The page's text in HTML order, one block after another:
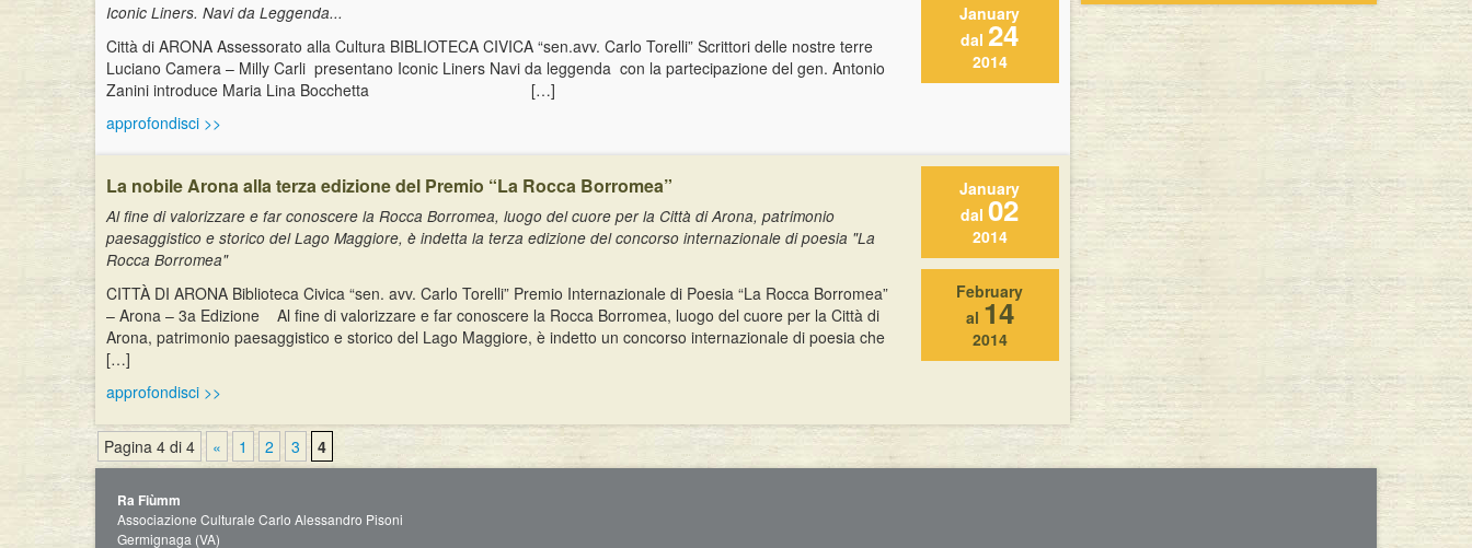
Iconic Liners. Navi da Leggenda...
Città di ARONA Assessorato alla Cultura BIBLIOTECA CIVICA “sen.avv. Carlo Torelli” Scrittori delle nostre terre
Luciano Camera – Milly Carli presentano Iconic Liners Navi da leggenda con la partecipazione del gen. Antonio
Zanini introduce Maria Lina Bocchetta […]
approfondisci >>
January
dal 24
2014
La nobile Arona alla terza edizione del Premio “La Rocca Borromea”
Al fine di valorizzare e far conoscere la Rocca Borromea, luogo del cuore per la Città di Arona, patrimonio
paesaggistico e storico del Lago Maggiore, è indetta la terza edizione del concorso internazionale di poesia "La
Rocca Borromea"
CITTÀ DI ARONA Biblioteca Civica “sen. avv. Carlo Torelli” Premio Internazionale di Poesia “La Rocca Borromea”
– Arona – 3a Edizione Al fine di valorizzare e far conoscere la Rocca Borromea, luogo del cuore per la Città di
Arona, patrimonio paesaggistico e storico del Lago Maggiore, è indetto un concorso internazionale di poesia che
[…]
approfondisci >>
January
dal02
2014
February
al 14
2014
Pagina 4 di 4 « 1 2 3 4
Ra Fiùmm
Associazione Culturale Carlo Alessandro Pisoni
Germignaga (VA)